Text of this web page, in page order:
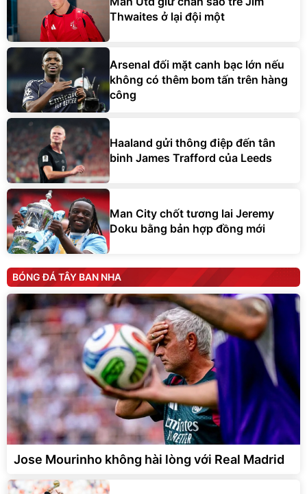
Thwaites ở lại đội một
Arsenal đối mặt canh bạc lớn nếu
không có thêm bom tấn trên hàng
công
Haaland gửi thông điệp đến tân
binh James Trafford của Leeds
Man City chốt tương lai Jeremy
Doku bằng bản hợp đồng mới
BÓNG ĐÁ TÂY BAN NHA
Jose Mourinho không hài lòng với Real Madrid